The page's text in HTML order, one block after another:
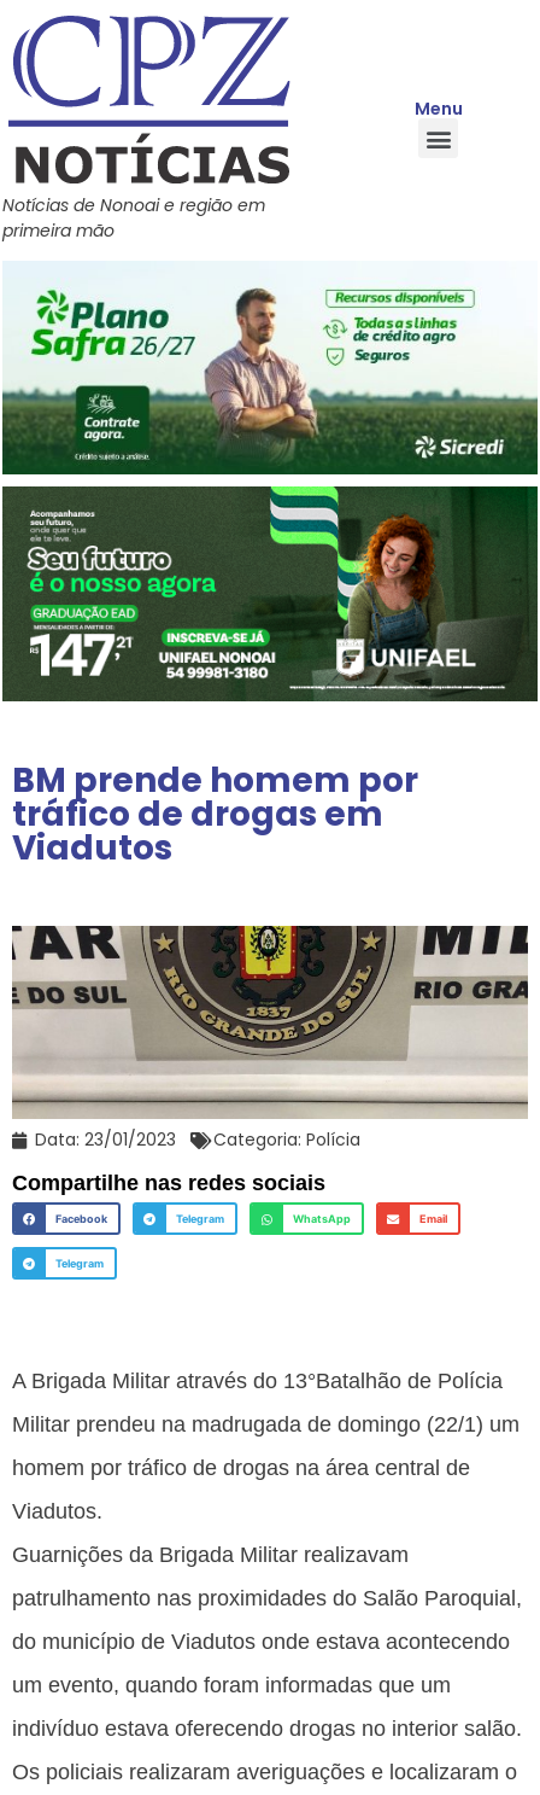
Notícias de Nonoai e região em
primeira mão
Menu
BM prende homem por
tráfico de drogas em
Viadutos
Data: 23/01/2023 Categoria: Polícia
Compartilhe nas redes sociais
Facebook Telegram WhatsApp Email
Telegram
A Brigada Militar através do 13°Batalhão de Polícia
Militar prendeu na madrugada de domingo (22/1) um
homem por tráfico de drogas na área central de
Viadutos.
Guarnições da Brigada Militar realizavam
patrulhamento nas proximidades do Salão Paroquial,
do município de Viadutos onde estava acontecendo
um evento, quando foram informadas que um
indivíduo estava oferecendo drogas no interior salão.
Os policiais realizaram averiguações e localizaram o